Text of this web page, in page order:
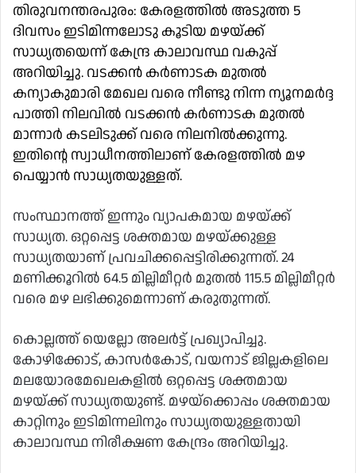
തിരുവനന്തരപുരം: കേരളത്തിൽ അടുത്ത 5
ദിവസം ഇടിമിന്നലോടു കൂടിയ മഴയ്ക്ക്
സാധ്യതയെന്ന് കേന്ദ്ര കാലാവസ്ഥ വകുപ്പ്
അറിയിച്ചു. വടക്കൻ കർണാടക മുതൽ
കന്യാകുമാരി മേഖല വരെ നീണ്ടു നിന്ന ന്യൂനമർദ്ദ
പാത്തി നിലവിൽ വടക്കൻ കർണാടക മുതൽ
മാന്നാർ കടലിടുക്ക് വരെ നിലനിൽക്കുന്നു.
ഇതിന്റെ സ്വാധീനത്തിലാണ് കേരളത്തിൽ മഴ
പെയ്യാൻ സാധ്യതയുള്ളത്.
സംസ്ഥാനത്ത് ഇന്നും വ്യാപകമായ മഴയ്ക്ക്
സാധ്യത. ഒറ്റപ്പെട്ട ശക്തമായ മഴയ്ക്കുള്ള
സാധ്യതയാണ് പ്രവചിക്കപ്പെട്ടിരിക്കുന്നത്. 24
മണിക്കൂറിൽ 64.5 മില്ലിമീറ്റർ മുതൽ 115.5 മില്ലിമീറ്റർ
വരെ മഴ ലഭിക്കുമെന്നാണ് കരുതുന്നത്.
കൊല്ലത്ത് യെല്ലോ അലർട്ട് പ്രഖ്യാപിച്ചു.
കോഴിക്കോട്, കാസർകോട്, വയനാട് ജില്ലകളിലെ
മലയോരമേഖലകളിൽ ഒറ്റപ്പെട്ട ശക്തമായ
മഴയ്‌ക്ക് സാധ്യതയുണ്ട്. മഴയ്‍ക്കൊപ്പം ശക്തമായ
കാറ്റിനും ഇടിമിന്നലിനും സാധ്യതയുള്ളതായി
കാലാവസ്ഥ നിരീക്ഷണ കേന്ദ്രം അറിയിച്ചു.